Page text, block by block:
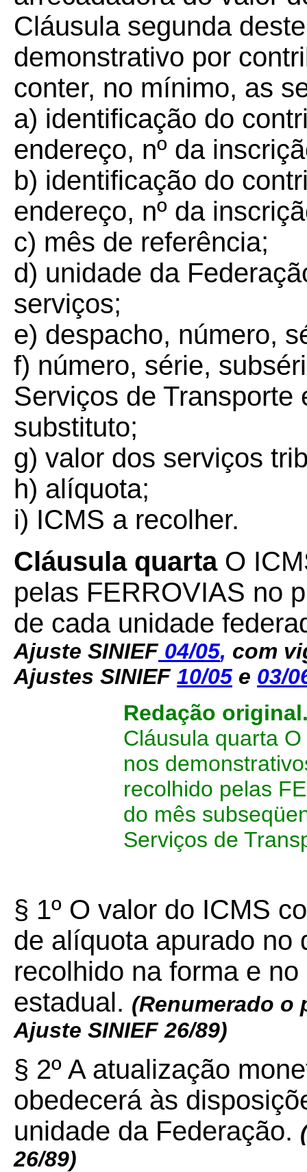
Cláusula segunda
demonstrativo por
conter, no mínimo, as
a) identificação do
endereço, nº da
b) identificação do
endereço, nº da
c) mês de referência;
d) unidade da
serviços;
e) despacho, número,
f) número, série,
Serviços de
substituto;
g) valor dos serviços
h) alíquota;
i) ICMS a recolher.
Cláusula quarta O
pelas FERROVIAS no
de cada unidade
Ajuste SINIEF04/05, com
Ajustes SINIEF 10/05 e 03/
Redação
Cláusula quarta
nos
recolhido pelas
do mês
Serviços de
§ 1º O valor do ICMS
de alíquota apurado no
recolhido na forma e
estadual. (Renumerado o
Ajuste SINIEF26/89)
§ 2º A atualização
obedecerá às
unidade da Federação.
26/89)